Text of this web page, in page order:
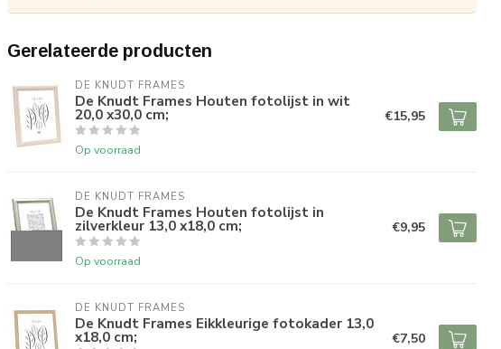
Gerelateerde producten
DE KNUDT FRAMES
De Knudt Frames Houten fotolijst in wit
20,0 x30,0 cm;
Op voorraad
€15,95
DE KNUDT FRAMES
De Knudt Frames Houten fotolijst in
zilverkleur 13,0 x18,0 cm;
Op voorraad
€9,95
DE KNUDT FRAMES
De Knudt Frames Eikkleurige fotokader 13,0
x18,0 cm; €7,50